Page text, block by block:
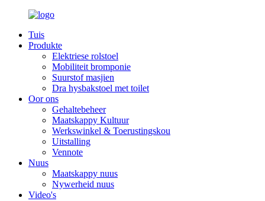
Tuis
Produkte
Elektriese rolstoel
Mobiliteit bromponie
Suurstof masjien
Dra hysbakstoel met toilet
Oor ons
Gehaltebeheer
Maatskappy Kultuur
Werkswinkel & Toerustingskou
Uitstalling
Vennote
Nuus
Maatskappy nuus
Nywerheid nuus
Video's